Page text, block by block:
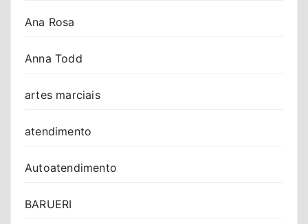
Ana Rosa
Anna Todd
artes marciais
atendimento
Autoatendimento
BARUERI